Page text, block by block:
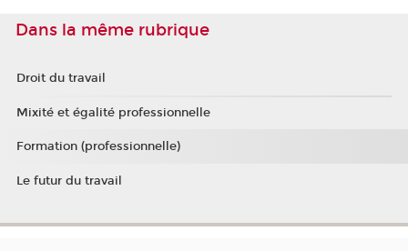
Dans la même rubrique
Droit du travail
Mixité et égalité professionnelle
Formation (professionnelle)
Le futur du travail